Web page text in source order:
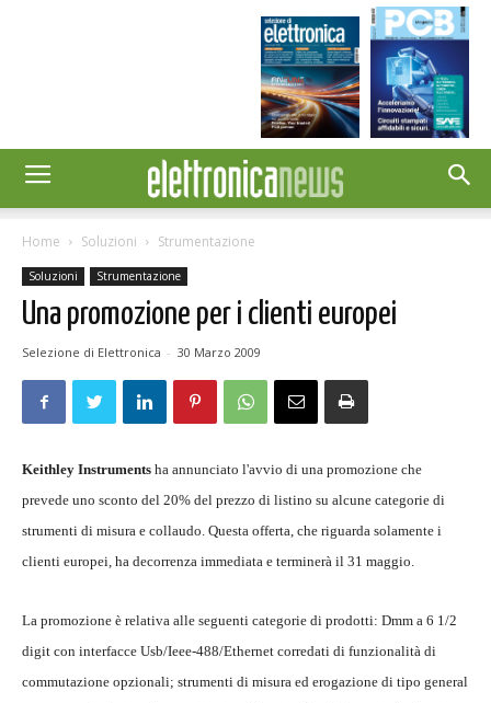
Home Soluzioni Strumentazione
Soluzioni Strumentazione
Una promozione per i clienti europei
Selezione di Elettronica - 30 Marzo 2009
Keithley Instruments ha annunciato l'avvio di una promozione che
prevede uno sconto del 20% del prezzo di listino su alcune categorie di
strumenti di misura e collaudo. Questa offerta, che riguarda solamente i
clienti europei, ha decorrenza immediata e terminerà il 31 maggio.
La promozione è relativa alle seguenti categorie di prodotti: Dmm a 6 1/2
digit con interfacce Usb/Ieee-488/Ethernet corredati di funzionalità di
commutazione opzionali; strumenti di misura ed erogazione di tipo general